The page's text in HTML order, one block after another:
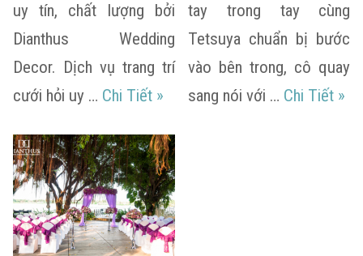
uy tín, chất lượng bởi
Dianthus Wedding
Decor. Dịch vụ trang trí
cưới hỏi uy … Chi Tiết Bích Trâm & Quang Phụng
»
tay trong tay cùng
Tetsuya chuẩn bị bước
vào bên trong, cô quay
sang nói với … Chi Tiết »